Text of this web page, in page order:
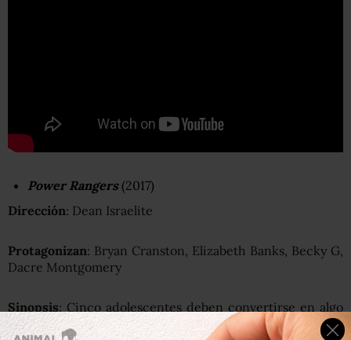
Power Rangers (2017)
Dirección: Dean Israelite
Protagonizan: Bryan Cranston, Elizabeth Banks, Becky G,
Dacre Montgomery
Sinopsis: Cinco adolescentes deben convertirse en algo
extraordinario al enterarse que su pueblo, Angel Grove, y